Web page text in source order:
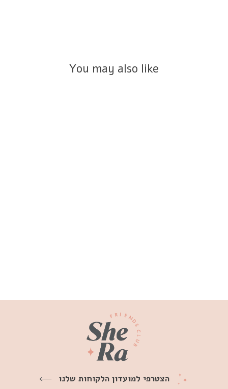
You may also like
הצטרפי למועדון הלקוחות שלנו